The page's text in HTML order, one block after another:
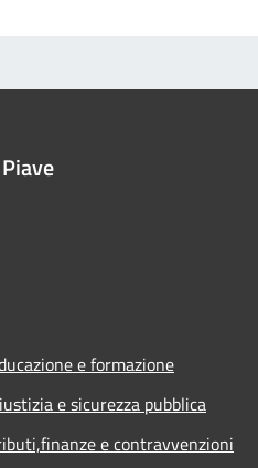
e formazione
e sicurezza pubblica
e contravvenzioni